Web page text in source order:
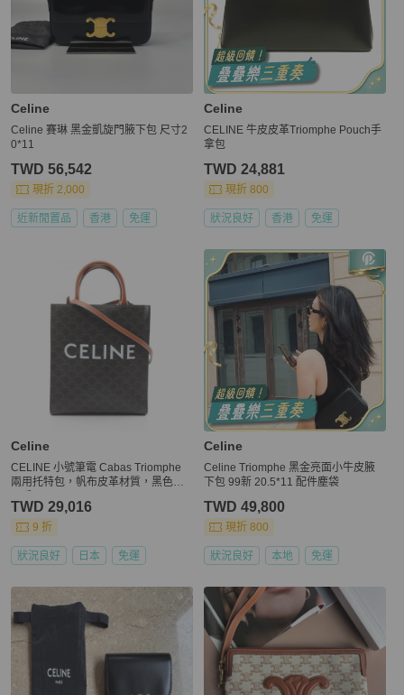
Celine
Celine 賽琳 黑金凱旋門腋下包 尺寸2
0*11
TWD 56,542
現折 2,000
近新閒置品 香港 免運
Celine
CELINE 牛皮皮革Triomphe Pouch手
拿包
TWD 24,881
現折 800
狀況良好 香港 免運
Celine
CELINE 小號筆電 Cabas Triomphe
兩用托特包，帆布皮革材質，黑色，
TWD 29,016
9 折
狀況良好 日本 免運
Celine
Celine Triomphe 黑金亮面小牛皮腋
下包 99新 20.5*11 配件塵袋
TWD 49,800
現折 800
狀況良好 本地 免運